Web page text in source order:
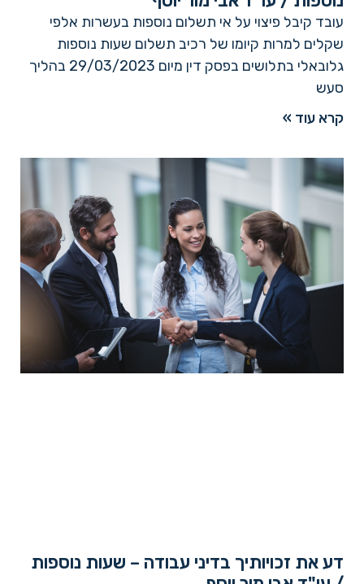
עובד קיבל פיצוי על אי תשלום נוספות בעשרות אלפי
שקלים למרות קיומו של רכיב תשלום שעות נוספות
גלובאלי בתלושים בפסק דין מיום 29/03/2023 בהליך
סעש
קרא עוד »
דע את זכויותיך בדיני עבודה – שעות נוספות